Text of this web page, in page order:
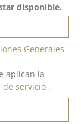
disponible.
Generales
aplican la
de servicio .